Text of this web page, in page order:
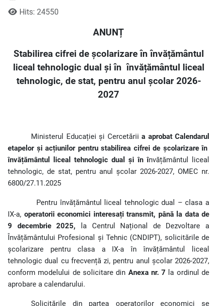
Hits: 24550
ANUNȚ
Stabilirea cifrei de școlarizare în învățământul
liceal tehnologic dual și în învățământul liceal
tehnologic, de stat, pentru anul școlar 2026-
2027
Ministerul Educației și Cercetării a aprobat Calendarul
etapelor și acțiunilor pentru stabilirea cifrei de școlarizare în
învățământul liceal tehnologic dual și în învățământul liceal
tehnologic, de stat, pentru anul școlar 2026-2027, OMEC nr.
6800/27.11.2025
Pentru învățământul liceal tehnologic dual – clasa a
IX-a, operatorii economici interesați transmit, până la data de
9 decembrie 2025, la Centrul Național de Dezvoltare a
Învățământului Profesional și Tehnic (CNDIPT), solicitările de
școlarizare pentru clasa a IX-a în învățământul liceal
tehnologic dual cu frecvență zi, pentru anul școlar 2026-2027,
conform modelului de solicitare din Anexa nr. 7 la ordinul de
aprobare a calendarului.
Solicitările din partea operatorilor economici se